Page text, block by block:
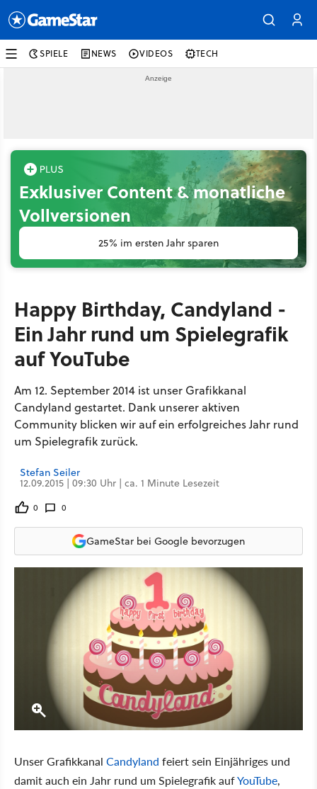
SPIELE NEWS VIDEOS TECH
Exklusiver Content & monatliche
Vollversionen
25% im ersten Jahr sparen
Happy Birthday, Candyland -
Ein Jahr rund um Spielegrafik
auf YouTube
Am 12. September 2014 ist unser Grafikkanal
Candyland gestartet. Dank unserer aktiven
Community blicken wir auf ein erfolgreiches Jahr rund
um Spielegrafik zurück.
Stefan Seiler
12.09.2015 | 09:30 Uhr | ca. 1 Minute Lesezeit
0 0
GameStar bei Google bevorzugen
Unser Grafikkanal Candyland feiert sein Einjähriges und
damit auch ein Jahr rund um Spielegrafik aufYouTube,